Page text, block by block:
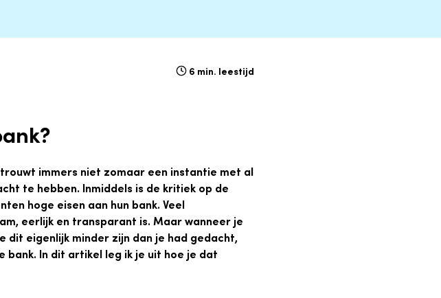
6 min. leestijd
immers niet zomaar een instantie met al
te hebben. Inmiddels is de kritiek op de
hoge eisen aan hun bank. Veel
eerlijk en transparant is. Maar wanneer je
dit eigenlijk minder zijn dan je had gedacht,
bank. In dit artikel leg ik je uit hoe je dat